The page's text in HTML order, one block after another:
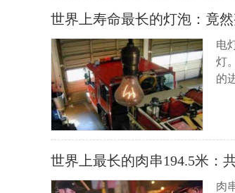
世界上寿命最长的灯泡：竟
电
灯
的
世界上最长的肉串194.5米：
肉